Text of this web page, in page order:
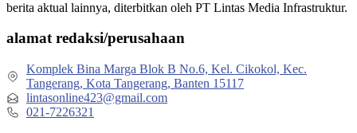
berita aktual lainnya, diterbitkan oleh PT Lintas Media Infrastruktur.
alamat redaksi/perusahaan
Komplek Bina Marga Blok B No.6, Kel. Cikokol, Kec.
Tangerang, Kota Tangerang, Banten 15117
lintasonline423@gmail.com
021-7226321